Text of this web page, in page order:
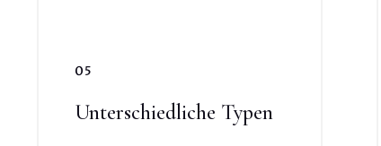
05
Unterschiedliche Typen